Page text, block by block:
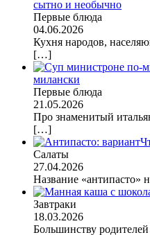
сытно и необычно
Первые блюда
04.06.2026
Кухня народов,
[…]
милански
Первые блюда
21.05.2026
Про знаменитый
[…]
Салаты
27.04.2026
Название «антипасто»
Завтраки
18.03.2026
Большинству